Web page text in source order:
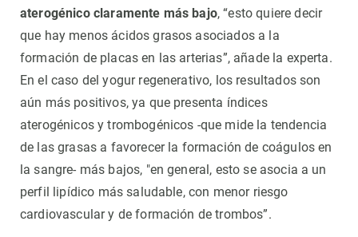
aterogénico claramente más bajo, “esto quiere decir
que hay menos ácidos grasos asociados a la
formación de placas en las arterias”, añade la experta.
En el caso del yogur regenerativo, los resultados son
aún más positivos, ya que presenta índices
aterogénicos y trombogénicos -que mide la tendencia
de las grasas a favorecer la formación de coágulos en
la sangre- más bajos, "en general, esto se asocia a un
perfil lipídico más saludable, con menor riesgo
cardiovascular y de formación de trombos”.